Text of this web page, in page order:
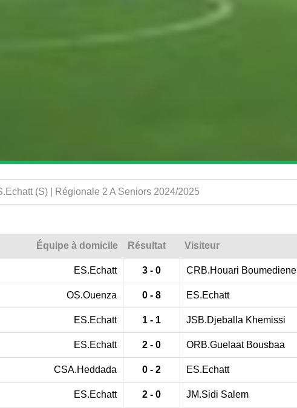
(S) | Régionale 2 A Seniors 2024/2025
Équipe à domicile Résultat Visiteur
ES.Echatt 3 - 0 CRB.Houari Boumediene
OS.Ouenza 0 - 8 ES.Echatt
ES.Echatt 1 - 1 JSB.Djeballa Khemissi
ES.Echatt 2 - 0 ORB.Guelaat Bousbaa
CSA.Heddada 0 - 2 ES.Echatt
ES.Echatt 2 - 0 JM.Sidi Salem